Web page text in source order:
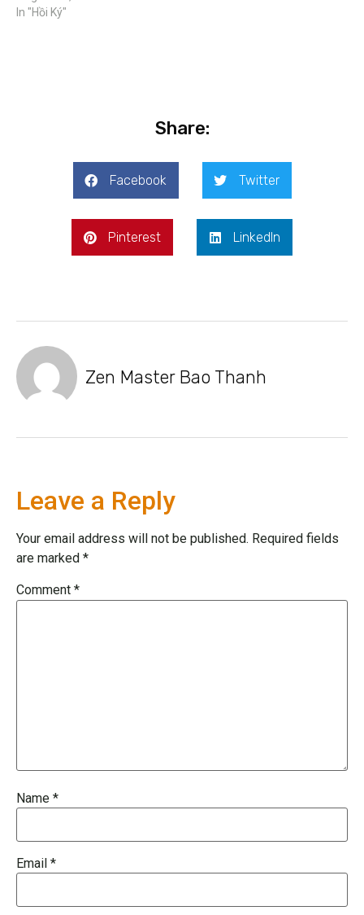
In "Hồi Ký"
Share:
Facebook Twitter
Pinterest LinkedIn
Zen Master Bao Thanh
Leave a Reply
Your email address will not be published. Required fields
are marked *
Comment *
Name *
Email *